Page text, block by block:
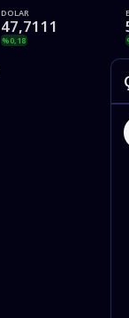
DOLAR
47,7111
%0,18